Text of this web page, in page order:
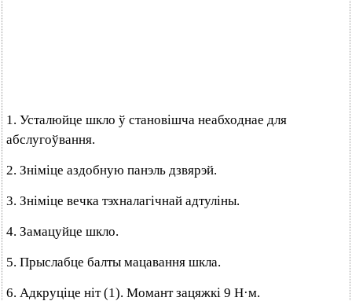
1. Усталюйце шкло ў становішча неабходнае для
абслугоўвання.
2. Зніміце аздобную панэль дзвярэй.
3. Зніміце вечка тэхналагічнай адтуліны.
4. Замацуйце шкло.
5. Прыслабце балты мацавання шкла.
6. Адкруціце ніт (1). Момант зацяжкі 9 Н·м.